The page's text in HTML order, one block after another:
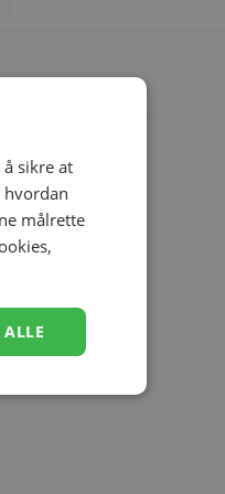
sikre at
hvordan
målrette
ALLE